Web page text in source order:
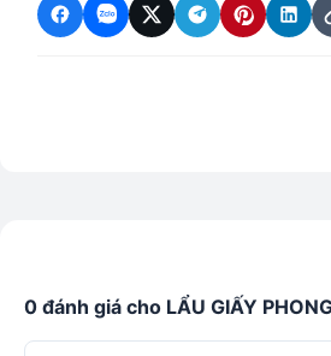
0 đánh giá cho LẨU GIẤY